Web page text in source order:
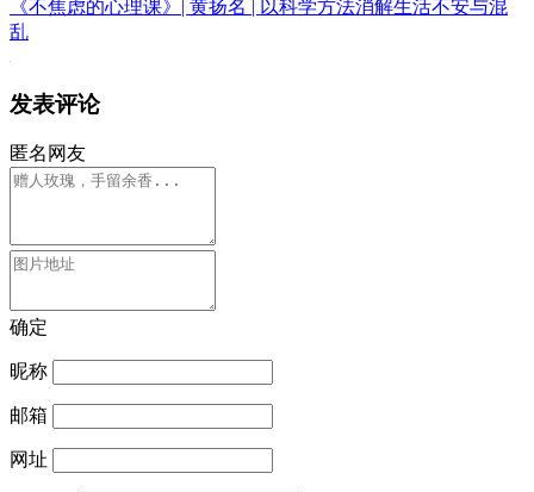
《不焦虑的心理课》| 黄扬名 | 以科学方法消解生活不安与混
乱
发表评论
匿名网友
确定
昵称
邮箱
网址